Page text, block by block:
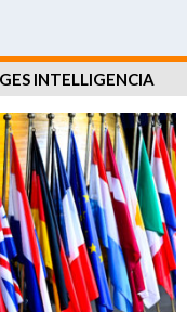
INTELLIGENCIA